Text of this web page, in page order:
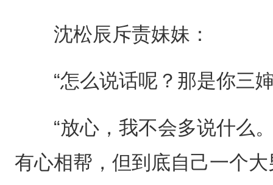
沈松辰斥责妹妹：
“怎么说话呢？那是你三婶
“放心，我不会多说什么。
有心相帮，但到底自己一个